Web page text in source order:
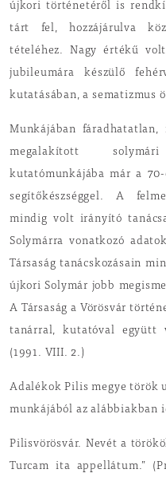
újkori történetéről is
tárt fel, hozzájárulva
tételéhez. Nagy értékű
jubileumára készülő
kutatásában, a sematizmus
Munkájában fáradhatatlan,
megalakított
kutatómunkájába már a
segítőkészséggel. A
mindig volt irányító
Solymárra vonatkozó
Társaság tanácskozásain
újkori Solymár jobb
A Társaság a Vörösvár
tanárral, kutatóval együtt
(1991. VIII. 2.)
Adalékok Pilis megye török
munkájából az alábbiakban
Pilisvörösvár. Nevét a
Turcam ita appellátum.”